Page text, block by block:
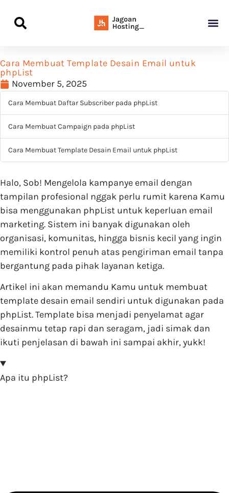
Cara Membuat Template Desain Email untuk
phpList
November 5, 2025
Cara Membuat Daftar Subscriber pada phpList
Cara Membuat Campaign pada phpList
Cara Membuat Template Desain Email untuk phpList
Halo, Sob! Mengelola kampanye email dengan
tampilan profesional nggak perlu rumit karena Kamu
bisa menggunakan phpList untuk keperluan email
marketing. Sistem ini banyak digunakan oleh
organisasi, komunitas, hingga bisnis kecil yang ingin
memiliki kontrol penuh atas pengiriman email tanpa
bergantung pada pihak layanan ketiga.
Artikel ini akan memandu Kamu untuk membuat
template desain email sendiri untuk digunakan pada
phpList. Template bisa menjadi penyelamat agar
desainmu tetap rapi dan seragam, jadi simak dan
ikuti penjelasan di bawah ini sampai akhir, yukk!
Apa itu phpList?